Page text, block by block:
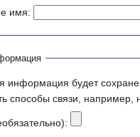
имя:
будет сохранена в
способы связи,